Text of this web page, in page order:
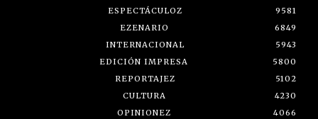
ESPECTÁCULOZ
9581
EZENARIO
6849
INTERNACIONAL
5943
EDICIÓN IMPRESA
5800
REPORTAJEZ
5102
CULTURA
4230
OPINIONEZ
4066